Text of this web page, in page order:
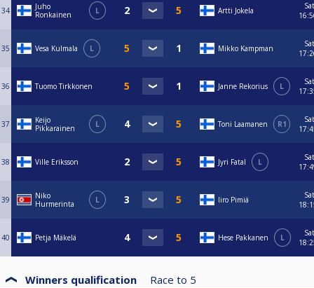
34
Juho
Ronkainen
L Artti Jokela
Sat
35 Vesa Kulmala L Mikko Kampman
Sat
36 Tuomo Tirkkonen Janne Rekorius L
Sat
37
Keijo
Pikkarainen
L Toni Laamanen R1
Sat
38 Ville Eriksson Jyri Fatal L
Sat
39
Niko
Hurmerinta
L Iiro Pimiä
Sat
40 Petja Mäkelä Hese Pakkanen L
Sat
Winners qualification Race to 5